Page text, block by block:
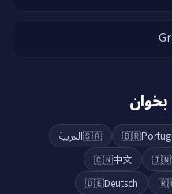
🇧🇷
🇸🇦العربية
🇮🇳
🇨🇳中文
🇩🇪Deutsch